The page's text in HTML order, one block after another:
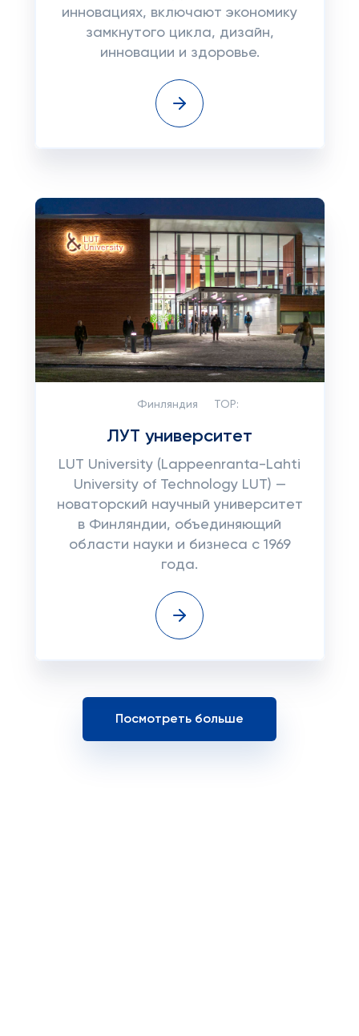
инновациях, включают экономику
замкнутого цикла, дизайн,
инновации и здоровье.
Финляндия TOP:
ЛУТ университет
LUT University (Lappeenranta-Lahti
University of Technology LUT) —
новаторский научный университет
в Финляндии, объединяющий
области науки и бизнеса с 1969
года.
Посмотреть больше